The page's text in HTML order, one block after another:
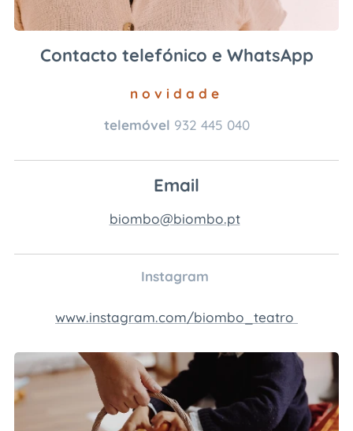
Contacto telefónico e WhatsApp
n o v i d a d e
telemóvel 932 445 040
Email
biombo@biombo.pt
Instagram
www.instagram.com/biombo_teatro